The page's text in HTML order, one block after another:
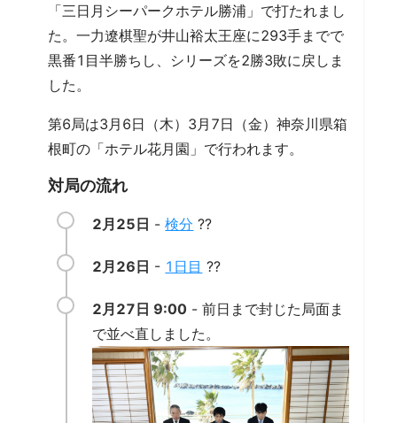
「三日月シーパークホテル勝浦」で打たれまし
た。一力遼棋聖が井山裕太王座に293手までで
黒番1目半勝ちし、シリーズを2勝3敗に戻しま
した。
第6局は3月6日（木）3月7日（金）神奈川県箱
根町の「ホテル花月園」で行われます。
対局の流れ
2月25日 -検分 ??
2月26日 - 1日目 ??
2月27日 9:00 - 前日まで封じた局面ま
で並べ直しました。